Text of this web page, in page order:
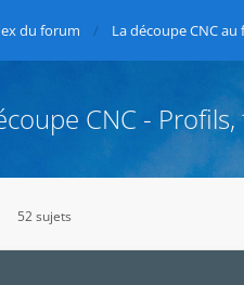
du forum La découpe CNC
CNC -
52 sujets